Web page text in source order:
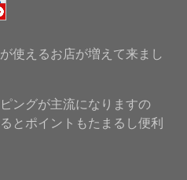
使えるお店が増えて来まし
ングが主流になりますの
とポイントもたまるし便利